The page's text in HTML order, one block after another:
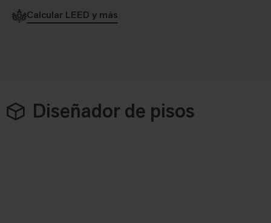
Calcular LEED y más
Diseñador de pisos